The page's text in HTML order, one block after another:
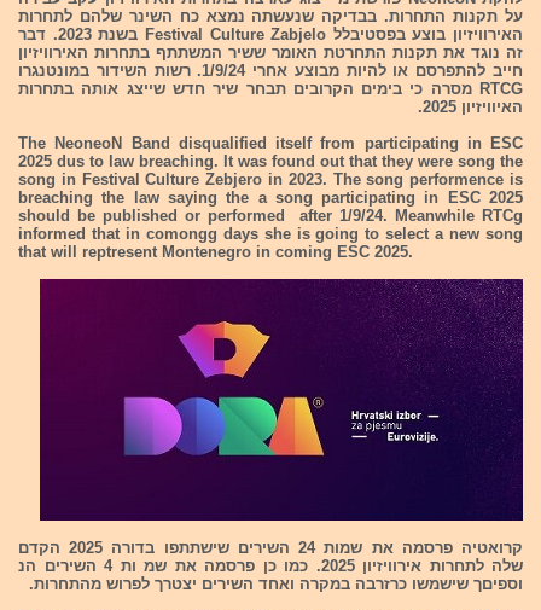
על תקנות התחרות. בבדיקה שנעשתה נמצא כח השינר שלהם לתחרות
האירוויזיון בוצע בפסטיבלל Festival Culture Zabjelo בשנת 2023. דבר
זה נוגד את תקנות התחרטת האומר ששיר המשתתף בתחרות האירוויזיון
חייב להתפרסם או להיות מבוצע אחרי 1/9/24. רשות השידור במונטנגרו
RTCG מסרה כי בימים הקרובים תבחר שיר חדש שייצג אותה בתחרות
האיוויזיון 2025.
The NeoneoN Band disqualified itself from participating in ESC
2025 dus to law breaching. It was found out that they were song the
song in Festival Culture Zebjero in 2023. The song performence is
breaching the law saying the a song participating in ESC 2025
should be published or performed after 1/9/24. Meanwhile RTCg
informed that in comongg days she is going to select a new song
that will reptresent Montenegro in coming ESC 2025.
קרואטיה פרסמה את שמות 24 השירים שישתתפו בדורה 2025 הקדם
שלה לתחרות אירוויזיון 2025. כמו כן פרסמה את שמ ות 4 השירים הנ
וספיםך שישמשו כרזרבה במקרה ואחד השירים יצטרך לפרוש מהתחרות.